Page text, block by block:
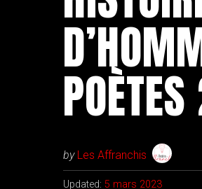
by Les Affranchis
Updated: 5 mars 2023